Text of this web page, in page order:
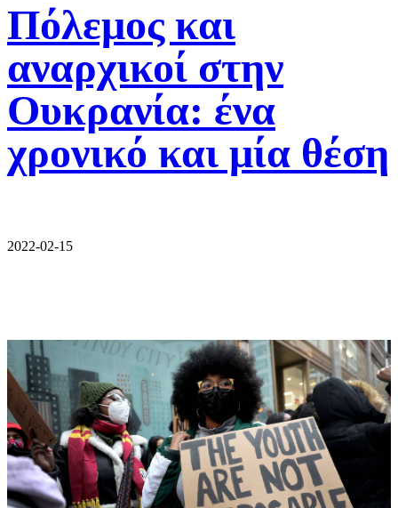
Πόλεμος και
αναρχικοί στην
Ουκρανία: ένα
χρονικό και μία θέση
2022-02-15